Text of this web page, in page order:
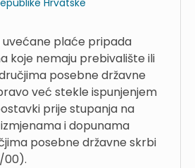
uvećane plaće pripada
koje nemaju prebivalište ili
posebne državne
već stekle ispunjenjem
prije stupanja na
i dopunama
posebne državne skrbi
00).